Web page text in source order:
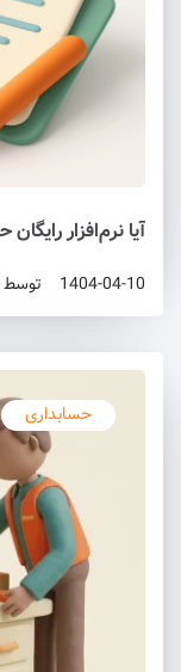
1404-04-10 توسط
حسابداری